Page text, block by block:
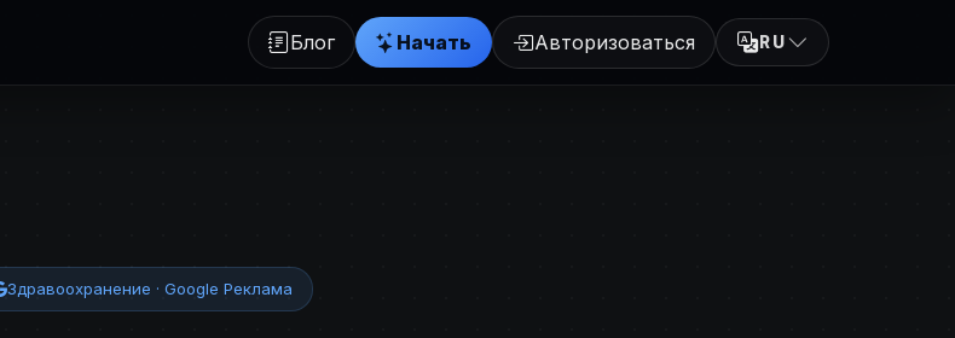
Блог Начать Авторизоваться RU
Здравоохранение · Google Реклама